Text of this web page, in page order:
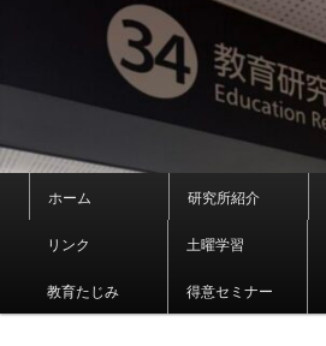
ュ
ホーム 研究所紹介
リンク 土曜学習
教育たじみ 得意セミナー